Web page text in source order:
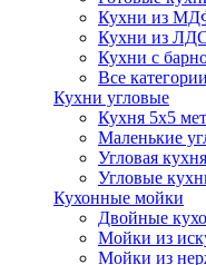
Кухни из
Кухни из
Кухни с
Все
Кухни угловые
Кухня 5х5
Маленькие
Угловая
Угловые
Кухонные мойки
Двойные
Мойки из
Мойки из